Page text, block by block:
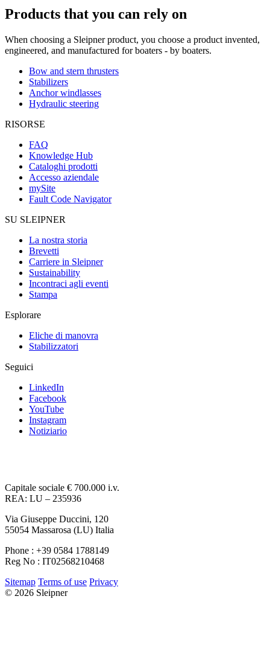
Products that you can rely on
When choosing a Sleipner product, you choose a product invented,
engineered, and manufactured for boaters - by boaters.
Bow and stern thrusters
Stabilizers
Anchor windlasses
Hydraulic steering
RISORSE
FAQ
Knowledge Hub
Cataloghi prodotti
Accesso aziendale
mySite
Fault Code Navigator
SU SLEIPNER
La nostra storia
Brevetti
Carriere in Sleipner
Sustainability
Incontraci agli eventi
Stampa
Esplorare
Eliche di manovra
Stabilizzatori
Seguici
LinkedIn
Facebook
YouTube
Instagram
Notiziario
Capitale sociale € 700.000 i.v.
REA: LU – 235936
Via Giuseppe Duccini, 120
55054 Massarosa (LU) Italia
Phone : +39 0584 1788149
Reg No : IT02568210468
Sitemap Terms of use Privacy
© 2026 Sleipner